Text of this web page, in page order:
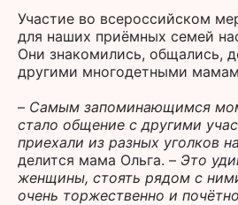
Участие во всероссийском
для наших приёмных семей
Они знакомились, общались,
другими многодетными
– Самым запоминающимся
стало общение с другими
приехали из разных уголков
делится мама Ольга. – Это
женщины, стоять рядом с
очень торжественно и